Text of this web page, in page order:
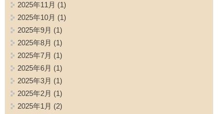
2025年11月 (1)
2025年10月 (1)
2025年9月 (1)
2025年8月 (1)
2025年7月 (1)
2025年6月 (1)
2025年3月 (1)
2025年2月 (1)
2025年1月 (2)